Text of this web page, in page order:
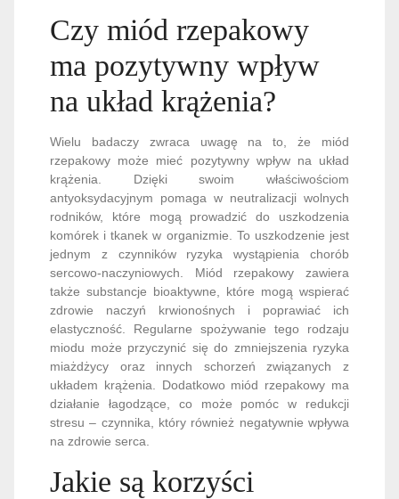
Czy miód rzepakowy
ma pozytywny wpływ
na układ krążenia?
Wielu badaczy zwraca uwagę na to, że miód
rzepakowy może mieć pozytywny wpływ na układ
krążenia. Dzięki swoim właściwościom
antyoksydacyjnym pomaga w neutralizacji wolnych
rodników, które mogą prowadzić do uszkodzenia
komórek i tkanek w organizmie. To uszkodzenie jest
jednym z czynników ryzyka wystąpienia chorób
sercowo-naczyniowych. Miód rzepakowy zawiera
także substancje bioaktywne, które mogą wspierać
zdrowie naczyń krwionośnych i poprawiać ich
elastyczność. Regularne spożywanie tego rodzaju
miodu może przyczynić się do zmniejszenia ryzyka
miażdżycy oraz innych schorzeń związanych z
układem krążenia. Dodatkowo miód rzepakowy ma
działanie łagodzące, co może pomóc w redukcji
stresu – czynnika, który również negatywnie wpływa
na zdrowie serca.
Jakie są korzyści